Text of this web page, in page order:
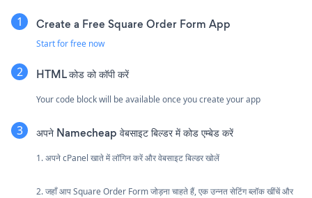
Create a Free Square Order Form App
Start for free now
HTML कोड को कॉपी करें
Your code block will be available once you create your app
अपने Namecheap वेबसाइट बिल्डर में कोड एम्बेड करें
1. अपने cPanel खाते में लॉगिन करें और वेबसाइट बिल्डर खोलें
2. जहाँ आप Square Order Form जोड़ना चाहते हैं, एक उन्नत सेटिंग ब्लॉक खींचें और